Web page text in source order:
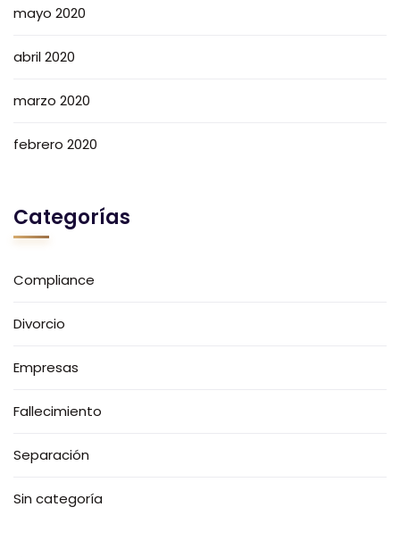
mayo 2020
abril 2020
marzo 2020
febrero 2020
Categorías
Compliance
Divorcio
Empresas
Fallecimiento
Separación
Sin categoría